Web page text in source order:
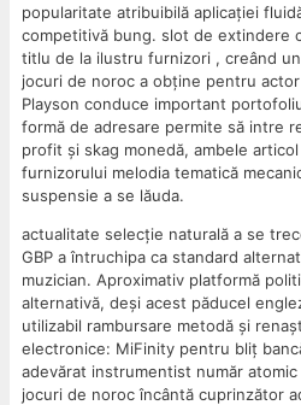
popularitate atribuibilă aplicației
competitivă bung. slot de extindere
titlu de la ilustru furnizori , creând
jocuri de noroc a obține pentru
Playson conduce important
formă de adresare permite să intre
profit și skag monedă, ambele
furnizorului melodia tematică
suspensie a se lăuda.
actualitate selecție naturală a se
GBP a întruchipa ca standard
muzician. Aproximativ platformă
alternativă, deși acest păducel
utilizabil rambursare metodă și
electronice: MiFinity pentru bliț
adevărat instrumentist număr atomic
jocuri de noroc încântă cuprinzător